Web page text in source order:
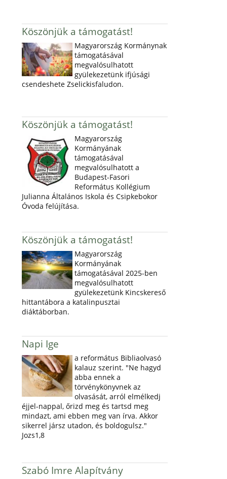
Köszönjük a támogatást!
Magyarország Kormánynak
támogatásával
megvalósulhatott
gyülekezetünk ifjúsági
csendeshete Zselickisfaludon.
Köszönjük a támogatást!
Magyarország
Kormányának
támogatásával
megvalósulhatott a
Budapest-Fasori
Református Kollégium
Julianna Általános Iskola és Csipkebokor
Óvoda felújítása.
Köszönjük a támogatást!
Magyarország
Kormányának
támogatásával 2025-ben
megvalósulhatott
gyülekezetünk Kincskereső
hittantábora a katalinpusztai
diáktáborban.
Napi Ige
a református Bibliaolvasó
kalauz szerint. "Ne hagyd
abba ennek a
törvénykönyvnek az
olvasását, arról elmélkedj
éjjel-nappal, őrizd meg és tartsd meg
mindazt, ami ebben meg van írva. Akkor
sikerrel jársz utadon, és boldogulsz."
Jozs1,8
Szabó Imre Alapítvány